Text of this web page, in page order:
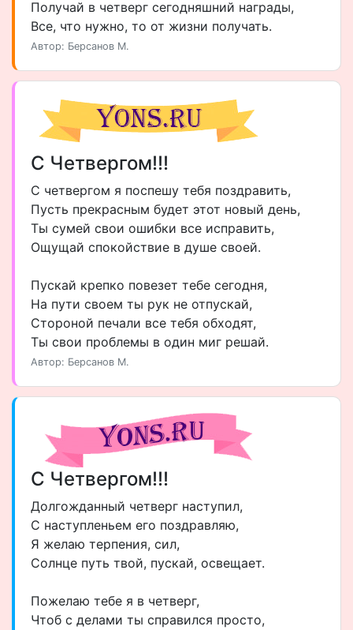
Получай в четверг сегодняшний награды,
Все, что нужно, то от жизни получать.
Автор: Берсанов М.
С Четвергом!!!
С четвергом я поспешу тебя поздравить,
Пусть прекрасным будет этот новый день,
Ты сумей свои ошибки все исправить,
Ощущай спокойствие в душе своей.
Пускай крепко повезет тебе сегодня,
На пути своем ты рук не отпускай,
Стороной печали все тебя обходят,
Ты свои проблемы в один миг решай.
Автор: Берсанов М.
С Четвергом!!!
Долгожданный четверг наступил,
С наступленьем его поздравляю,
Я желаю терпения, сил,
Солнце путь твой, пускай, освещает.
Пожелаю тебе я в четверг,
Чтоб с делами ты справился просто,